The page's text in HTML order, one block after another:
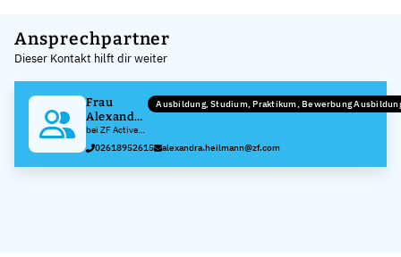
+
−
Ansprechpartner
Dieser Kontakt hilft dir weiter
Frau
Alexandra
Heilmann
bei ZF Active
Safety GmbH
Ausbildung, Studium, Praktikum, Bewerbung
02618952615 alexandra.heilmann@zf.com